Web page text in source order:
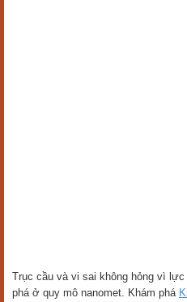
Trục cầu và vi sai không hỏng vì
phá ở quy mô nanomet. Khám phá